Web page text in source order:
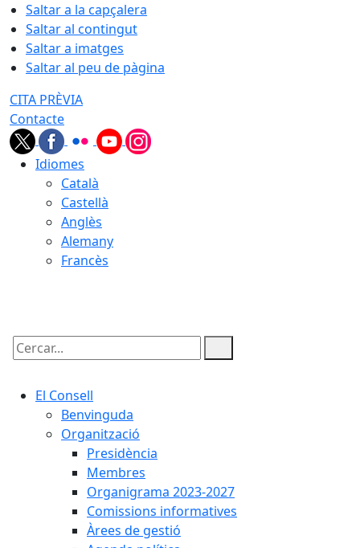
Saltar a la capçalera
Saltar al contingut
Saltar a imatges
Saltar al peu de pàgina
CITA PRÈVIA
Contacte
Idiomes
Català
Castellà
Anglès
Alemany
Francès
Cercar:
El Consell
Benvinguda
Organització
Presidència
Membres
Organigrama 2023-2027
Comissions informatives
Àrees de gestió